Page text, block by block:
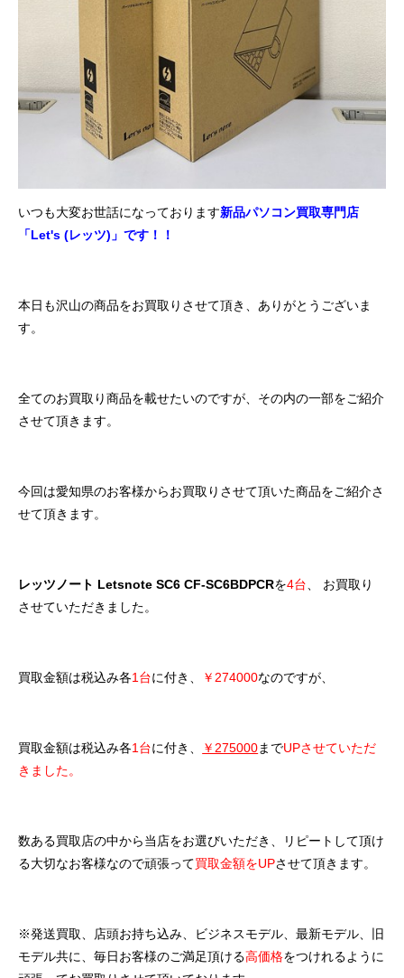
いつも大変お世話になっております新品パソコン買取専門店
「Let's (レッツ)」です！！
本日も沢山の商品をお買取りさせて頂き、ありがとうございま
す。
全てのお買取り商品を載せたいのですが、その内の一部をご紹介
させて頂きます。
今回は愛知県のお客様からお買取りさせて頂いた商品をご紹介さ
せて頂きます。
レッツノート Letsnote SC6 CF-SC6BDPCRを4台、 お買取り
させていただきました。
買取金額は税込み各1台に付き、 ￥274000なのですが、
買取金額は税込み各1台に付き、 ￥275000までUPさせていただ
きました。
数ある買取店の中から当店をお選びいただき、リピートして頂け
る大切なお客様なので頑張って買取金額をUPさせて頂きます。
※発送買取、店頭お持ち込み、ビジネスモデル、最新モデル、旧
モデル共に、毎日お客様のご満足頂ける高価格をつけれるように